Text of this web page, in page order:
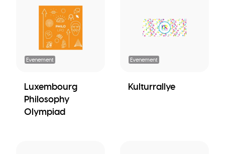
Evenement
Luxembourg
Philosophy
Olympiad
Evenement
Kulturrallye